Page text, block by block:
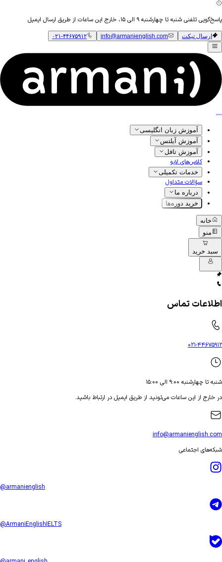
پاسخ‌گویی تلفنی شنبه تا چهارشنبه ۹ الی ۱۵، خارج این ساعات از طریق ارسال ایمیل
ارسال تیکت info@armanienglish.com ۰۲۱-۴۴۶۷۵۹۱۲
آموزش زبان انگلیسی
آموزش آیلتس
آموزش تافل
کلاس‌های لایو
خدمات تکمیلی
سؤالات متداول
درباره ما
خرید دوره‌ها
خانه
منو
سبد خرید
اطلاعات تماس
۰۲۱-۴۴۶۷۵۹۱۲
شنبه تا چهارشنبه ۹:۰۰ الی ۱۵:۰۰
در خارج از این ساعات می‌تونید از طریق ایمیل در ارتباط باشید.
info@armanienglish.com
شبکه‌های اجتماعی
@armanienglish
@ArmaniEnglishIELTS